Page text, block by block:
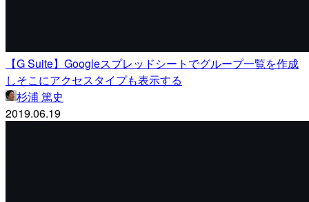
【G Suite】Googleスプレッドシートでグループ一覧を作成
しそこにアクセスタイプも表示する
杉浦 篤史
2019.06.19